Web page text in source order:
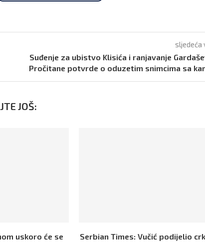
sljedeća
Suđenje za ubistvo Klisića i ranjavanje
Pročitane potvrde o oduzetim snimcima sa
JOŠ:
uskoro će se
Serbian Times: Vučić podijelio